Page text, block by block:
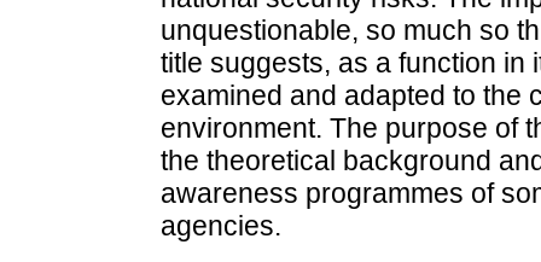
unquestionable, so much so
title suggests, as a function in
examined and adapted to the
environment. The purpose of
the theoretical background
awareness programmes of
agencies.